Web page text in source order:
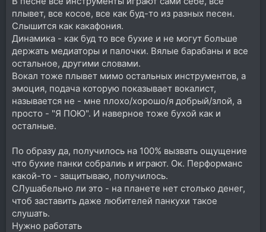
плывет, все косое, все как буд-то из разных песен.
Слышится как какафония.
Динамика - как буд то все бухие и не могут больше
держать медиаторы и палочки. Вялые барабаны и все
остальное, другими словами.
Вокал тоже плывет мимо остальных инструментов, а
эмоция, подача которую показывает вокалист,
называется не - мне плохо/хорошо/я добрый/злой, а
просто - "Я ПОЮ". И наверное тоже бухой как и
осталные.
По образу да, получилось на 100% вызвать ощущение
что бухие панки собралиь и играют. Ок. Перформанс
какой-то - защитываю, получилось.
СЛушабельно ли это - на планете нет столько денег,
чтоб заставить даже любителей панкухи такое
слушать.
Нужно работать